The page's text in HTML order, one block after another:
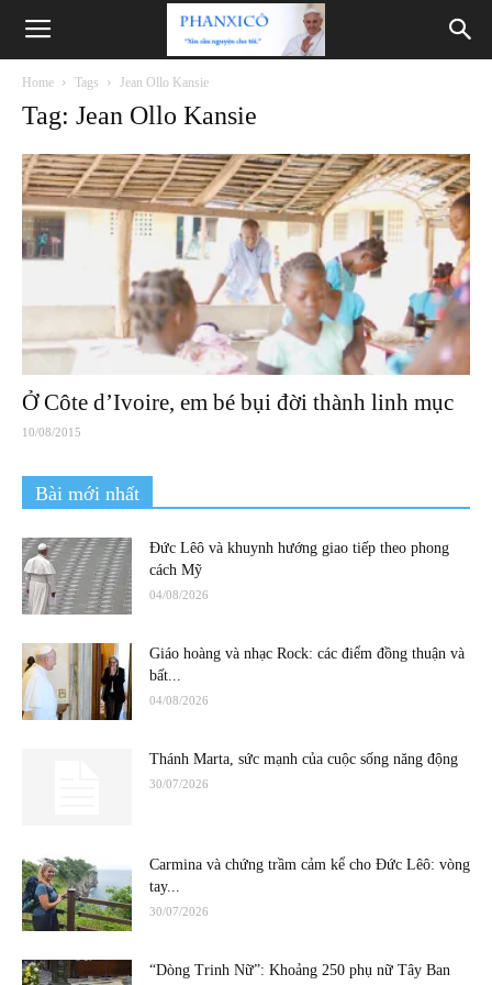
Phanxicô
Home Tags Jean Ollo Kansie
Tag: Jean Ollo Kansie
Ở Côte d’Ivoire, em bé bụi đời thành linh mục
10/08/2015
Bài mới nhất
Đức Lêô và khuynh hướng giao tiếp theo phong
cách Mỹ
04/08/2026
Giáo hoàng và nhạc Rock: các điểm đồng thuận và
bất...
04/08/2026
Thánh Marta, sức mạnh của cuộc sống năng động
30/07/2026
Carmina và chứng trầm cảm kể cho Đức Lêô: vòng
tay...
30/07/2026
“Dòng Trinh Nữ”: Khoảng 250 phụ nữ Tây Ban